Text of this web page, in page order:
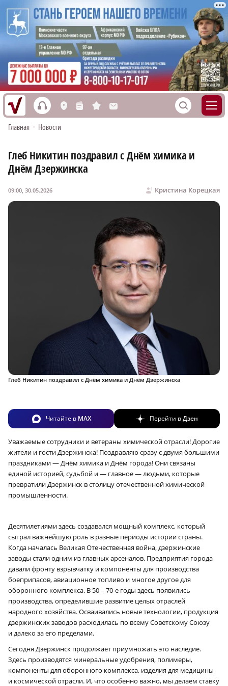
h L n s M S
Главная • Новости
Глеб Никитин поздравил с Днём химика и
Днём Дзержинска
Кристина Корецкая
09:00, 30.05.2026
Глеб Никитин поздравил с Днём химика и Днём Дзержинска
Читайте в MAX Перейти вДзен
Уважаемые сотрудники и ветераны химической отрасли! Дорогие
жители и гости Дзержинска! Поздравляю сразу с двумя большими
праздниками — Днём химика и Днём города! Они связаны
единой историей, судьбой и — главное — людьми, которые
превратили Дзержинск в столицу отечественной химической
промышленности.
Десятилетиями здесь создавался мощный комплекс, который
сыграл важнейшую роль в разные периоды истории страны.
Когда началась Великая Отечественная война, дзержинские
заводы стали одним из главных арсеналов. Предприятия города
давали фронту взрывчатку и компоненты для производства
боеприпасов, авиационное топливо и многое другое для
оборонного комплекса. В 50 – 70‑е годы здесь появились
производства, определившие развитие целых отраслей
народного хозяйства. Осваивались новые технологии, продукция
дзержинских заводов расходилась по всему Советскому Союзу
и далеко за его пределами.
Сегодня Дзержинск продолжает приумножать это наследие.
Здесь производятся минеральные удобрения, полимеры,
компоненты для оборонного комплекса, изделия для медицины
и космической отрасли. И, что особенно важно, мы делаем ставку